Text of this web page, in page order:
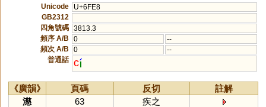
Unicode
U+6FE8
GB2312
四角號碼 3813.3
頻序 A/B
0
--
頻次 A/B
0
--
普通話 c
《廣韻》 頁碼 反切
註解
濨
63
疾之